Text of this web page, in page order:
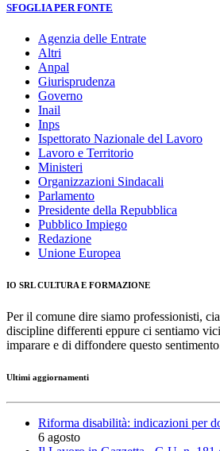
SFOGLIA PER FONTE
Agenzia delle Entrate
Altri
Anpal
Giurisprudenza
Governo
Inail
Inps
Ispettorato Nazionale del Lavoro
Lavoro e Territorio
Ministeri
Organizzazioni Sindacali
Parlamento
Presidente della Repubblica
Pubblico Impiego
Redazione
Unione Europea
IO SRL CULTURA E FORMAZIONE
Per il comune dire siamo professionisti,
discipline differenti eppure ci sentiamo
imparare e di diffondere questo
Ultimi aggiornamenti
Riforma disabilità: indicazioni per
6 agosto